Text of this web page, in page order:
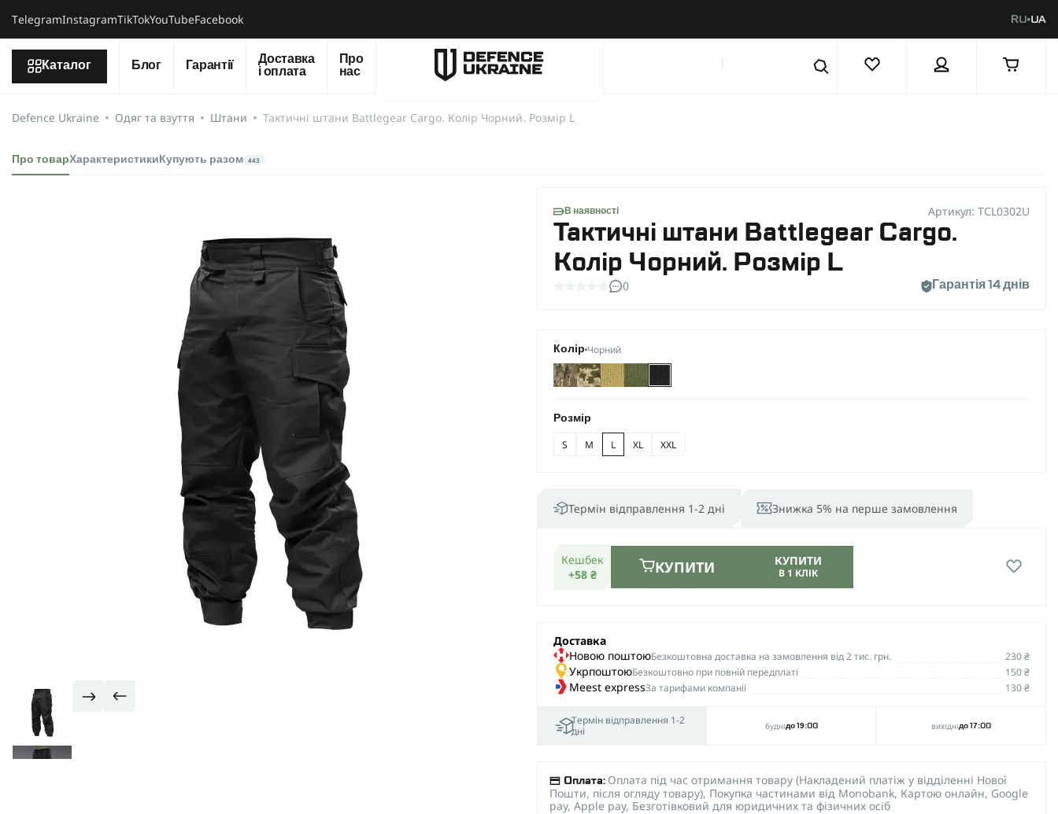
ТelegramInstagramTikTokYouTubeFacebook RU UA
Каталог Блог Гарантії
Доставка
і оплата
Про
нас
Defence Ukraine Одяг та взуття Штани Тактичні штани Battlegear Cargo. Колір Чорний. Розмір L
Про товарХарактеристики Купують разом 443
В наявності Артикул: TCL0302U
Тактичні штани Battlegear Cargo.
Колір Чорний. Розмір L
0 Гарантія 14 днів
Колір Чорний
Розмір
S M L XL XXL
Термін відправлення 1-2 дні Знижка 5% на перше замовлення
Кешбек
+58 ₴
КУПИТИ КУПИТИ
В 1 КЛІК
Доставка
Новою поштоюБезкоштовна доставка на замовлення від 2 тис. грн. 230 ₴
УкрпоштоюБезкоштовно при повній передплаті 150 ₴
Meest expressЗа тарифами компанії 130 ₴
Термін відправлення 1-2
дні
буднідо 19:00 вихіднідо 17:00
Оплата: Оплата під час отримання товару (Накладений платіж у відділенні Нової
Пошти, після огляду товару), Покупка частинами від Monobank, Картою онлайн, Google
pay, Apple pay, Безготівковий для юридичних та фізичних осіб